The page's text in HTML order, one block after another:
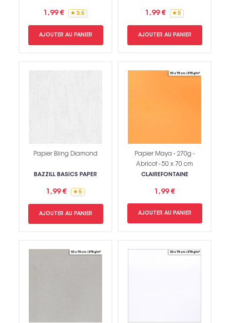
1,99 € 3.5
AJOUTER AU PANIER
1,99 € 5
AJOUTER AU PANIER
Papier Bling Diamond
BAZZILL BASICS PAPER
1,99 € 5
AJOUTER AU PANIER
Papier Maya - 270g -
Abricot - 50 x 70 cm
CLAIREFONTAINE
1,99 €
AJOUTER AU PANIER